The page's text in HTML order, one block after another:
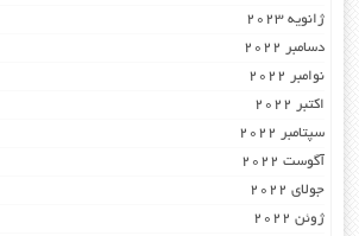
ژانویه 2023
دسامبر 2022
نوامبر 2022
اکتبر 2022
سپتامبر 2022
آگوست 2022
جولای 2022
ژوئن 2022